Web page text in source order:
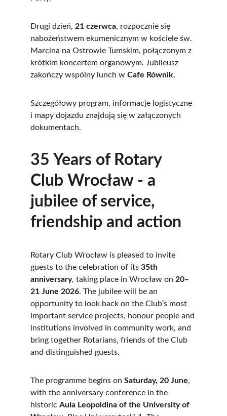
Drugi dzień, 21 czerwca, rozpocznie się
nabożeństwem ekumenicznym w kościele św.
Marcina na Ostrowie Tumskim, połączonym z
krótkim koncertem organowym. Jubileusz
zakończy wspólny lunch w Cafe Równik.
Szczegółowy program, informacje logistyczne
i mapy dojazdu znajdują się w załączonych
dokumentach.
35 Years of Rotary
Club Wrocław - a
jubilee of service,
friendship and action
Rotary Club Wrocław is pleased to invite
guests to the celebration of its 35th
anniversary, taking place in Wrocław on 20–
21 June 2026. The jubilee will be an
opportunity to look back on the Club’s most
important service projects, honour people and
institutions involved in community work, and
bring together Rotarians, friends of the Club
and distinguished guests.
The programme begins on Saturday, 20 June,
with the anniversary conference in the
historic Aula Leopoldina of the University of